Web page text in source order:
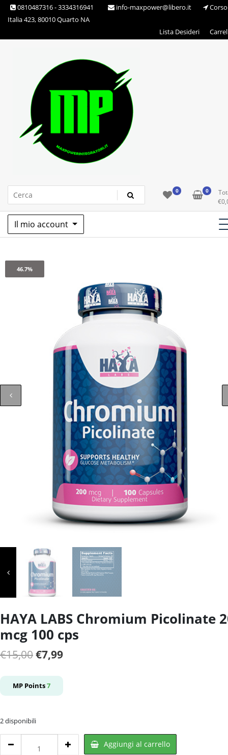
Skip 0810487316 - 3334316941 info-maxpower@libero.it
Corso
Italia 423, 80010 Quarto NA
Lista Desideri
Max Power Integratori 0 0
€
Il mio account
46.7%
HAYA LABS Chromium Picolinate
mcg 100 cps
€15,00Il
originale
€15,00.
€7,99Il
MP Points7
2 disponibili
Aggiungi al carrello